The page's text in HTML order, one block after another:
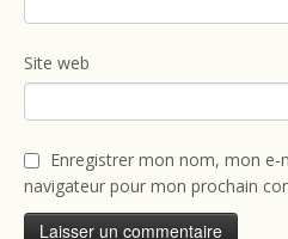
Site web
Enregistrer mon nom, mon
navigateur pour mon prochain